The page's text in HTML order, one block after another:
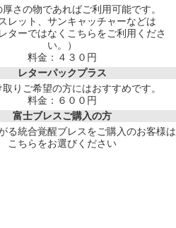
厚さの物であればご利用可能です。
レット、サンキャッチャーなどは
ターではなくこちらをご利用くださ
い。）
料金：４３０円
レターパックプラス
りご希望の方にはおすすめです。
料金：６００円
富士ブレスご購入の方
る統合覚醒ブレスをご購入のお客様は
こちらをお選びください